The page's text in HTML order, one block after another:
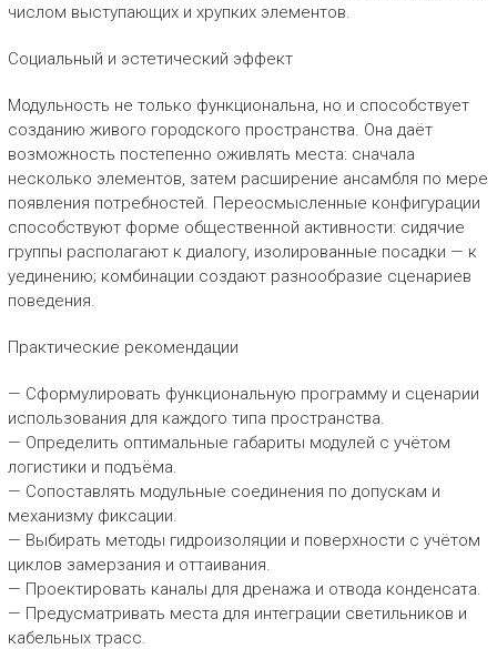
числом выступающих и хрупких элементов.
Социальный и эстетический эффект
Модульность не только функциональна, но и способствует
созданию живого городского пространства. Она даёт
возможность постепенно оживлять места: сначала
несколько элементов, затем расширение ансамбля по мере
появления потребностей. Переосмысленные конфигурации
способствуют форме общественной активности: сидячие
группы располагают к диалогу, изолированные посадки — к
уединению; комбинации создают разнообразие сценариев
поведения.
Практические рекомендации
— Сформулировать функциональную программу и сценарии
использования для каждого типа пространства.
— Определить оптимальные габариты модулей с учётом
логистики и подъёма.
— Сопоставлять модульные соединения по допускам и
механизму фиксации.
— Выбирать методы гидроизоляции и поверхности с учётом
циклов замерзания и оттаивания.
— Проектировать каналы для дренажа и отвода конденсата.
— Предусматривать места для интеграции светильников и
кабельных трасс.